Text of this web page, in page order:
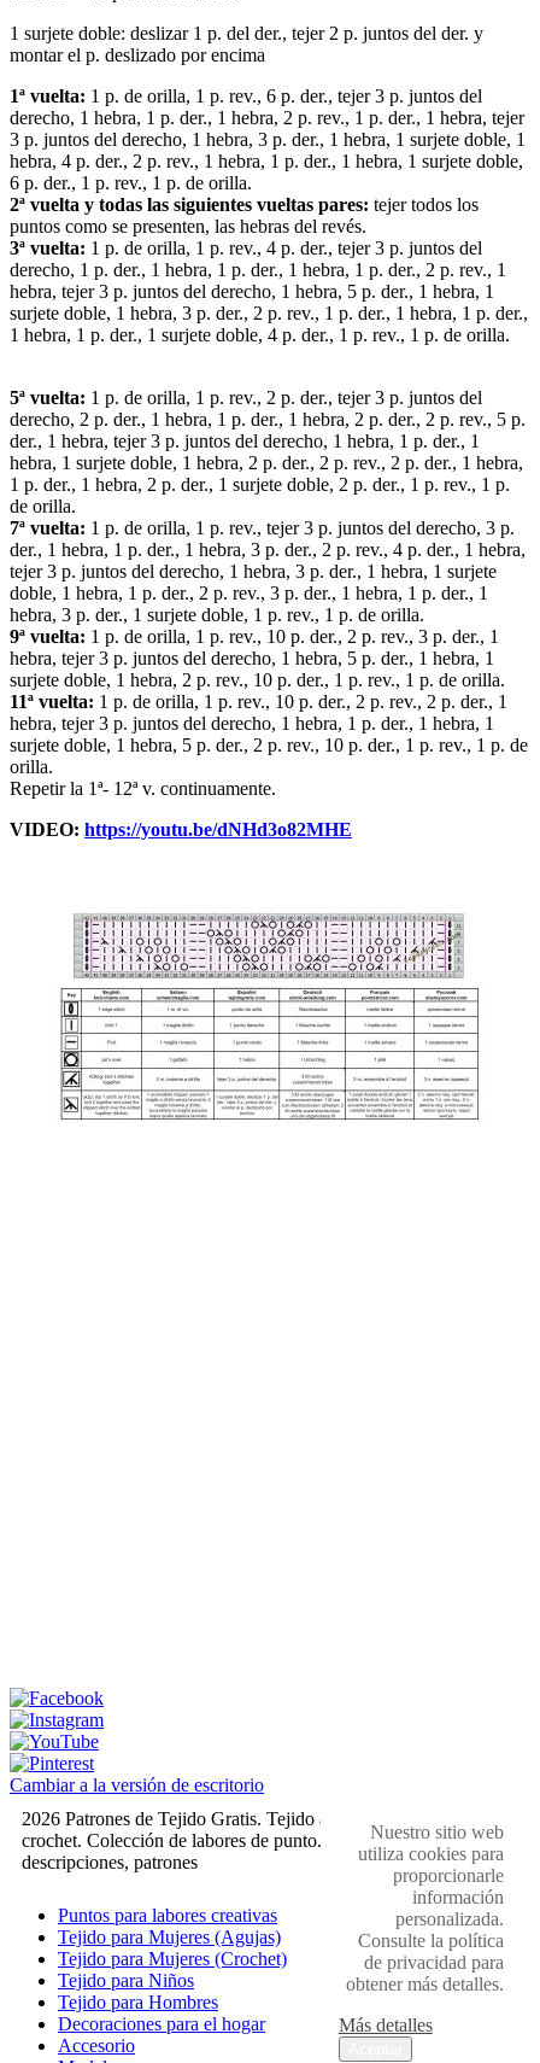
1 surjete doble: deslizar 1 p. del der., tejer 2 p. juntos del der. y
montar el p. deslizado por encima
1ª vuelta: 1 p. de orilla, 1 p. rev., 6 p. der., tejer 3 p. juntos del
derecho, 1 hebra, 1 p. der., 1 hebra, 2 p. rev., 1 p. der., 1 hebra, tejer
3 p. juntos del derecho, 1 hebra, 3 p. der., 1 hebra, 1 surjete doble, 1
hebra, 4 p. der., 2 p. rev., 1 hebra, 1 p. der., 1 hebra, 1 surjete doble,
6 p. der., 1 p. rev., 1 p. de orilla.
2ª vuelta y todas las siguientes vueltas pares: tejer todos los
puntos como se presenten, las hebras del revés.
3ª vuelta: 1 p. de orilla, 1 p. rev., 4 p. der., tejer 3 p. juntos del
derecho, 1 p. der., 1 hebra, 1 p. der., 1 hebra, 1 p. der., 2 p. rev., 1
hebra, tejer 3 p. juntos del derecho, 1 hebra, 5 p. der., 1 hebra, 1
surjete doble, 1 hebra, 3 p. der., 2 p. rev., 1 p. der., 1 hebra, 1 p. der.,
1 hebra, 1 p. der., 1 surjete doble, 4 p. der., 1 p. rev., 1 p. de orilla.
5ª vuelta: 1 p. de orilla, 1 p. rev., 2 p. der., tejer 3 p. juntos del
derecho, 2 p. der., 1 hebra, 1 p. der., 1 hebra, 2 p. der., 2 p. rev., 5 p.
der., 1 hebra, tejer 3 p. juntos del derecho, 1 hebra, 1 p. der., 1
hebra, 1 surjete doble, 1 hebra, 2 p. der., 2 p. rev., 2 p. der., 1 hebra,
1 p. der., 1 hebra, 2 p. der., 1 surjete doble, 2 p. der., 1 p. rev., 1 p.
de orilla.
7ª vuelta: 1 p. de orilla, 1 p. rev., tejer 3 p. juntos del derecho, 3 p.
der., 1 hebra, 1 p. der., 1 hebra, 3 p. der., 2 p. rev., 4 p. der., 1 hebra,
tejer 3 p. juntos del derecho, 1 hebra, 3 p. der., 1 hebra, 1 surjete
doble, 1 hebra, 1 p. der., 2 p. rev., 3 p. der., 1 hebra, 1 p. der., 1
hebra, 3 p. der., 1 surjete doble, 1 p. rev., 1 p. de orilla.
9ª vuelta: 1 p. de orilla, 1 p. rev., 10 p. der., 2 p. rev., 3 p. der., 1
hebra, tejer 3 p. juntos del derecho, 1 hebra, 5 p. der., 1 hebra, 1
surjete doble, 1 hebra, 2 p. rev., 10 p. der., 1 p. rev., 1 p. de orilla.
11ª vuelta: 1 p. de orilla, 1 p. rev., 10 p. der., 2 p. rev., 2 p. der., 1
hebra, tejer 3 p. juntos del derecho, 1 hebra, 1 p. der., 1 hebra, 1
surjete doble, 1 hebra, 5 p. der., 2 p. rev., 10 p. der., 1 p. rev., 1 p. de
orilla.
Repetir la 1ª- 12ª v. continuamente.
VIDEO: https://youtu.be/dNHd3o82MHE
Cambiar a la versión de escritorio
2026 Patrones de Tejido Gratis. Tejido a dos agujas y
crochet. Colección de labores de punto. Muestras,
descripciones, patrones
Puntos para labores creativas
Tejido para Mujeres (Agujas)
Tejido para Mujeres (Crochet)
Tejido para Niños
Tejido para Hombres
Decoraciones para el hogar
Accesorio
Nuestro sitio web
utiliza cookies para
proporcionarle
información
personalizada.
Consulte la política
de privacidad para
obtener más detalles.
Más detalles